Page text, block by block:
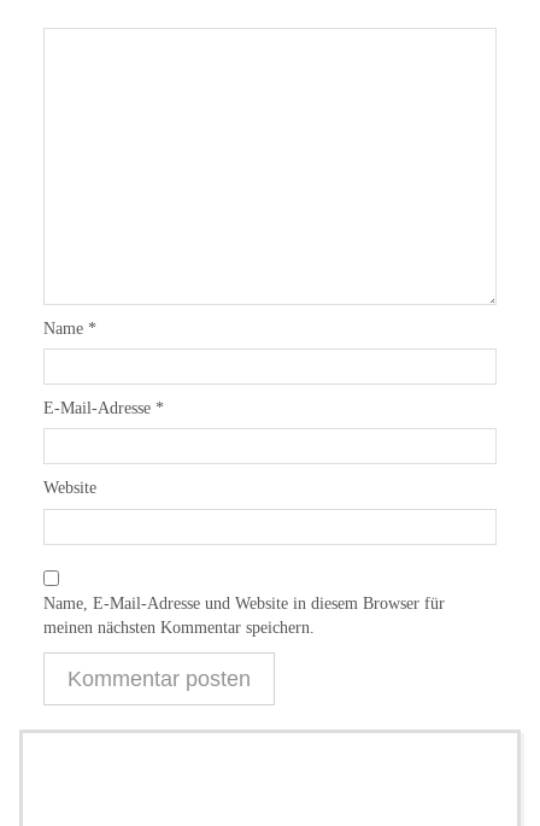
Name *
E-Mail-Adresse *
Website
Name, E-Mail-Adresse und Website in diesem Browser für
meinen nächsten Kommentar speichern.